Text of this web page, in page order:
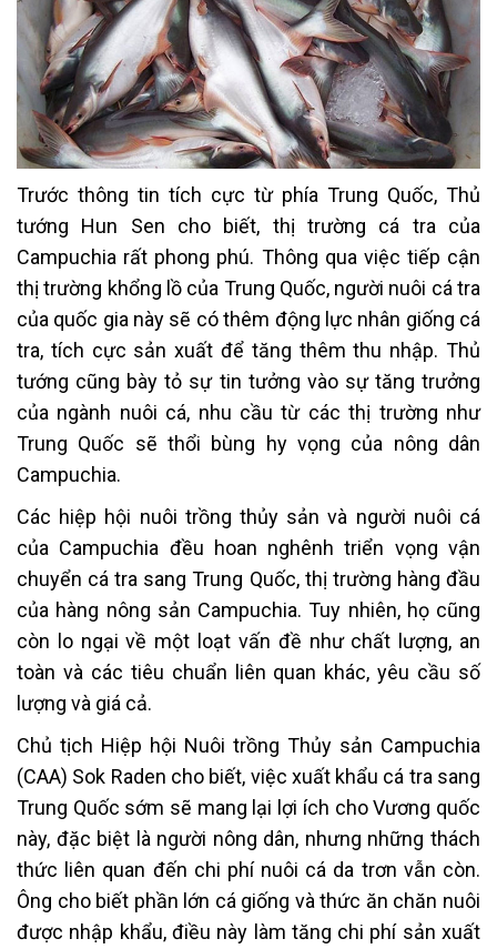
Trước thông tin tích cực từ phía Trung Quốc, Thủ
tướng Hun Sen cho biết, thị trường cá tra của
Campuchia rất phong phú. Thông qua việc tiếp cận
thị trường khổng lồ của Trung Quốc, người nuôi cá tra
của quốc gia này sẽ có thêm động lực nhân giống cá
tra, tích cực sản xuất để tăng thêm thu nhập. Thủ
tướng cũng bày tỏ sự tin tưởng vào sự tăng trưởng
của ngành nuôi cá, nhu cầu từ các thị trường như
Trung Quốc sẽ thổi bùng hy vọng của nông dân
Campuchia.
Các hiệp hội nuôi trồng thủy sản và người nuôi cá
của Campuchia đều hoan nghênh triển vọng vận
chuyển cá tra sang Trung Quốc, thị trường hàng đầu
của hàng nông sản Campuchia. Tuy nhiên, họ cũng
còn lo ngại về một loạt vấn đề như chất lượng, an
toàn và các tiêu chuẩn liên quan khác, yêu cầu số
lượng và giá cả.
Chủ tịch Hiệp hội Nuôi trồng Thủy sản Campuchia
(CAA) Sok Raden cho biết, việc xuất khẩu cá tra sang
Trung Quốc sớm sẽ mang lại lợi ích cho Vương quốc
này, đặc biệt là người nông dân, nhưng những thách
thức liên quan đến chi phí nuôi cá da trơn vẫn còn.
Ông cho biết phần lớn cá giống và thức ăn chăn nuôi
được nhập khẩu, điều này làm tăng chi phí sản xuất